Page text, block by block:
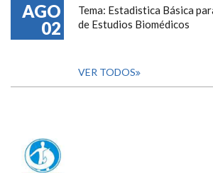
AGO
02
Tema: Estadistica Básica
de Estudios Biomédicos
VER TODOS